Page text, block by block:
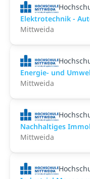
Elektrotechnik -
Mittweida
Energie- und
Mittweida
Nachhaltiges
Mittweida